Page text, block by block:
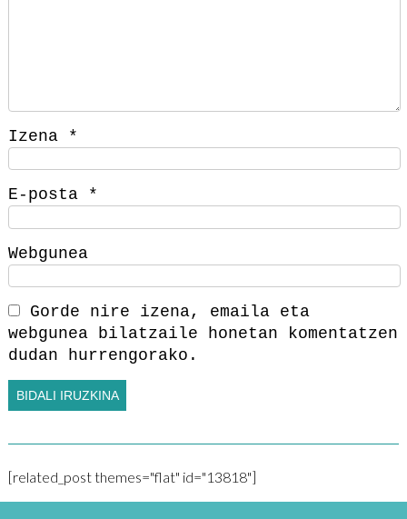
Izena *
E-posta *
Webgunea
Gorde nire izena, emaila eta
webgunea bilatzaile honetan komentatzen
dudan hurrengorako.
[related_post themes="flat" id="13818"]